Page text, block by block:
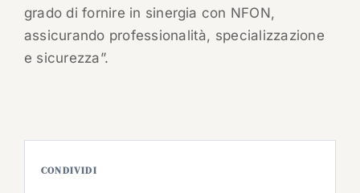
grado di fornire in sinergia con NFON,
assicurando professionalità, specializzazione
e sicurezza”.
CONDIVIDI